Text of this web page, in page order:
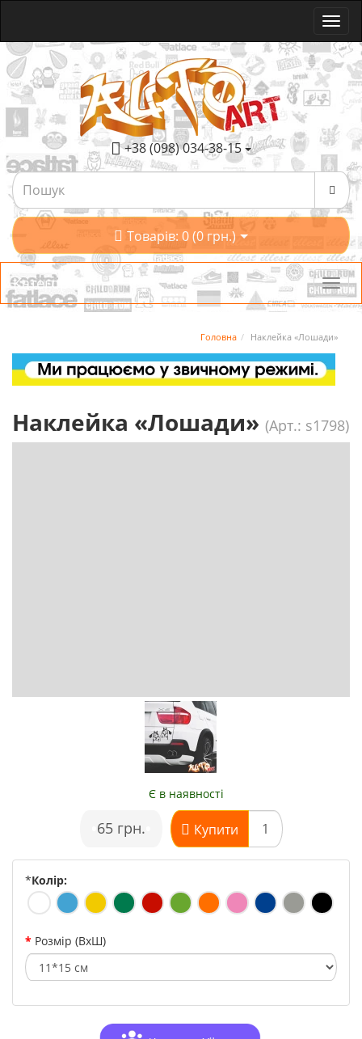
+38 (098) 034-38-15
Товарів: 0 (0 грн.)
Категорії
Головна Наклейка «Лошади»
Наклейка «Лошади» (Арт.: s1798)
Є в наявності
65 грн. Купити
*Колір:
Розмір (ВхШ)